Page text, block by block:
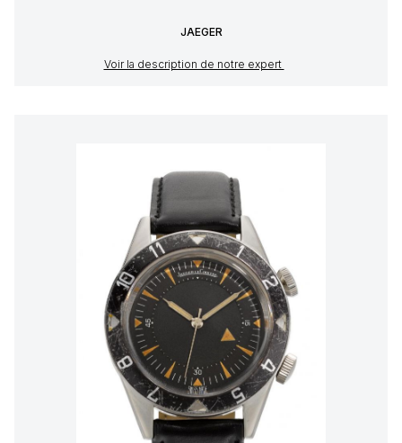
JAEGER
Voir la description de notre expert